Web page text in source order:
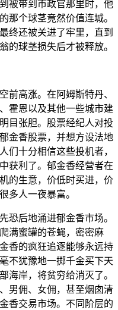
被带到市政官那里时，他
那个球茎竟然价值连城。
终还被关进了牢里，直到
的球茎损失后才被释放。
前高涨。在阿姆斯特丹、
霍恩以及其他一些城市建
目张胆。股票经纪人对投
金香股票，并想方设法地
们十分相信这些投机者，
获利了。郁金香经营者在
的生意，价低时买进，价
多人一夜暴富。
恐后地涌进郁金香市场。
满蜜罐的苍蝇，密密麻
香的疯狂追逐能够永远持
不犹豫地一掷千金买下天
海岸，将贫穷给消灭了。
男佣、女佣，甚至烟囱清
香交易市场。不同阶层的